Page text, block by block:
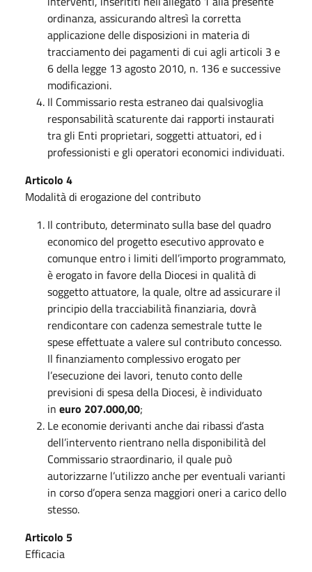
ordinanza, assicurando altresì la corretta
applicazione delle disposizioni in materia di
tracciamento dei pagamenti di cui agli articoli 3 e
6 della legge 13 agosto 2010, n. 136 e successive
modificazioni.
Il Commissario resta estraneo dai qualsivoglia
responsabilità scaturente dai rapporti instaurati
tra gli Enti proprietari, soggetti attuatori, ed i
professionisti e gli operatori economici individuati.
Articolo 4
Modalità di erogazione del contributo
Il contributo, determinato sulla base del quadro
economico del progetto esecutivo approvato e
comunque entro i limiti dell’importo programmato,
è erogato in favore della Diocesi in qualità di
soggetto attuatore, la quale, oltre ad assicurare il
principio della tracciabilità finanziaria, dovrà
rendicontare con cadenza semestrale tutte le
spese effettuate a valere sul contributo concesso.
Il finanziamento complessivo erogato per
l’esecuzione dei lavori, tenuto conto delle
previsioni di spesa della Diocesi, è individuato
in euro 207.000,00;
Le economie derivanti anche dai ribassi d’asta
dell’intervento rientrano nella disponibilità del
Commissario straordinario, il quale può
autorizzarne l’utilizzo anche per eventuali varianti
in corso d’opera senza maggiori oneri a carico dello
stesso.
Articolo 5
Efficacia